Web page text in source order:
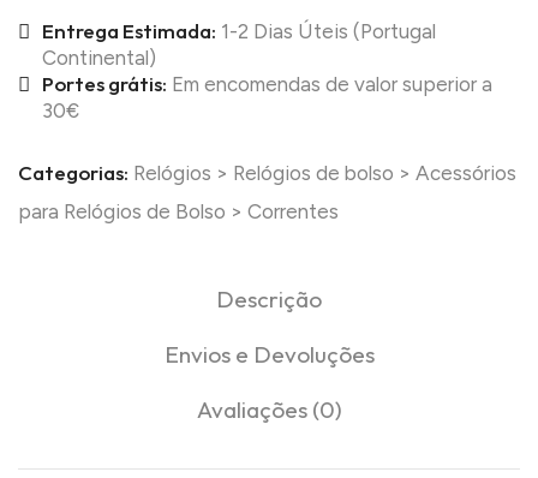
Entrega Estimada: 1-2 Dias Úteis (Portugal
Continental)
Portes grátis: Em encomendas de valor superior a
30€
Categorias: Relógios > Relógios de bolso > Acessórios
para Relógios de Bolso > Correntes
Descrição
Envios e Devoluções
Avaliações (0)